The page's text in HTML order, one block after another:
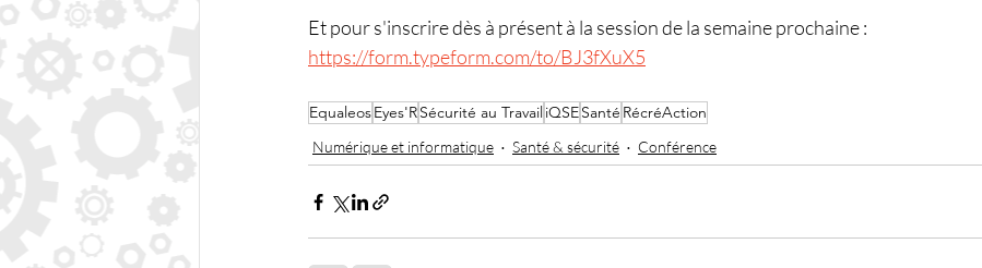
Et pour s'inscrire dès à présent à la session de la semaine prochaine :
https://form.typeform.com/to/BJ3fXuX5
EqualeosEyes'RSécurité au Travail iQSESanté RécréAction
Numérique et informatique Santé & sécurité Conférence